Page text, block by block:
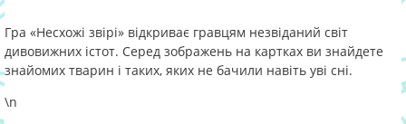
Гра «Несхожі звірі» відкриває гравцям незвіданий світ
дивовижних істот. Серед зображень на картках ви знайдете
знайомих тварин і таких, яких не бачили навіть уві сні.
\n